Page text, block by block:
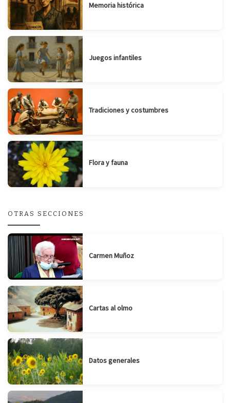
Memoria histórica
Juegos infantiles
Tradiciones y costumbres
Flora y fauna
OTRAS SECCIONES
Carmen Muñoz
Cartas al olmo
Datos generales